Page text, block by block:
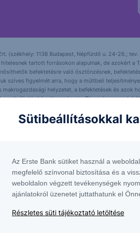
(székhely: 1138 Budapest, Népfürdő u. 24-26.;
tartott forrásokon alapulnak, de azokért a
befektetésre való ösztönzésnek,
szíves figyelmét arra, hogy a múltbeli
helyzetet, a befektetések és azok
döntés következményei a Társaságra nem
átdolgozása, terjesztése kizárólag a
érvényesek. További részletek:Erste Market
visszahívást és szakértőnkkel
kapcsolatban.
információk kérése
Sütibeállításokkal
Az Erste Bank sütiket használ a
megfelelő színvonal biztosítása és a
weboldalon végzett tevékenységek
ajánlatokról üzenetet juttathatunk el
Részletes süti tájékoztató letöltése